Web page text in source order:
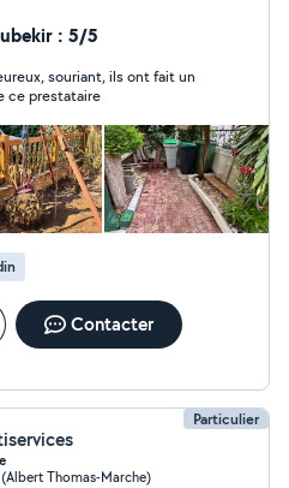
à votre terrasse son
au karcher, tout propre, tout
travaux de jardinage :
Nous
à
qui vous fera sourire !
d'infos. On est là pour
: 5/5
souriant, ils ont fait un
ce prestataire
Contacter
Particulier
Thomas-Marche)